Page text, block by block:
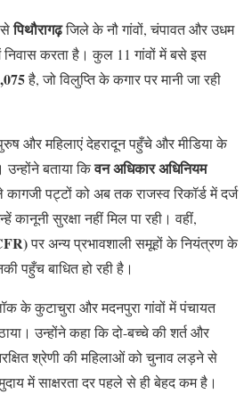
सेपिथौरागढ़जिले के नौ गांवों, चंपावत और उधम
करता है। कुल 11 गांवों में बसे इस
है, जो विलुप्ति के कगार पर मानी जा रही
और महिलाएं देहरादून पहुँचे और मीडिया के
बताया किवन अधिकार अधिनियम
पट्टों को अब तक राजस्व रिकॉर्ड में दर्ज
कानूनी सुरक्षा नहीं मिल पा रही। वहीं,
पर अन्य प्रभावशाली समूहों के नियंत्रण के
पहुँच बाधित हो रही है।
के कुटाचुरा और मदनपुरा गांवों में पंचायत
उन्होंने कहा कि दो-बच्चे की शर्त और
श्रेणी की महिलाओं को चुनाव लड़ने से
में साक्षरता दर पहले से ही बेहद कम है।